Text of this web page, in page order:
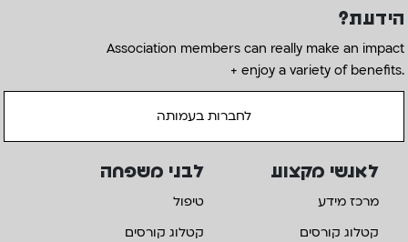
הידעת?
Association members can really make an impact
+ enjoy a variety of benefits.
לחברות בעמותה
לאנשי מקצוע
מרכז מידע
קטלוג קורסים
לבני משפחה
טיפול
קטלוג קורסים